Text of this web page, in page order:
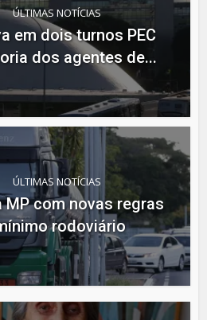
ÚLTIMAS NOTÍCIAS
em dois turnos PEC
dos agentes de...
ÚLTIMAS NOTÍCIAS
MP com novas regras
rodoviário